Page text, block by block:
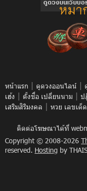
หน้าแรก | ดูดวงออนไลน์ |
เฮ้ง | ตั้งชื่อ เปลี่ยนนาม | ป
เสริมสิริมงคล | หวย เลขเด็ด
ติดต่อโฆษณาได้ที่
Copyright © 2008-2026
reserved. Hosting by